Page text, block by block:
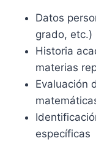
Datos
grado, etc.)
Historia
materias
Evaluación
específicas